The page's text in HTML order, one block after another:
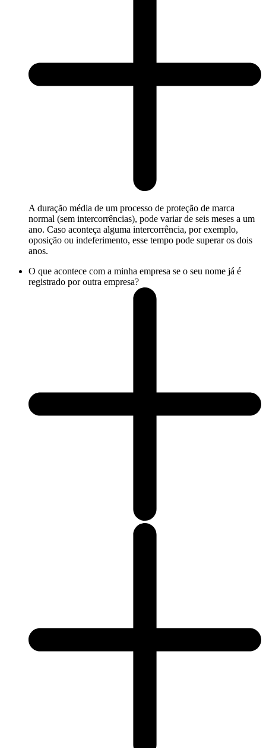
A duração média de um processo de proteção de marca
normal (sem intercorrências), pode variar de seis meses a um
ano. Caso aconteça alguma intercorrência, por exemplo,
oposição ou indeferimento, esse tempo pode superar os dois
anos.
O que acontece com a minha empresa se o seu nome já é
registrado por outra empresa?